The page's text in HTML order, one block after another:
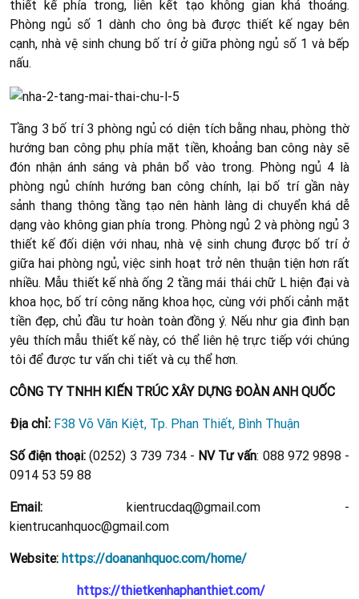
thiết kế phía trong, liên kết tạo không gian khá thoáng.
Phòng ngủ số 1 dành cho ông bà được thiết kế ngay bên
cạnh, nhà vệ sinh chung bố trí ở giữa phòng ngủ số 1 và bếp
nấu.
Tầng 3 bố trí 3 phòng ngủ có diện tích bằng nhau, phòng thờ
hướng ban công phụ phía mặt tiền, khoảng ban công này sẽ
đón nhận ánh sáng và phân bổ vào trong. Phòng ngủ 4 là
phòng ngủ chính hướng ban công chính, lại bố trí gần này
sảnh thang thông tầng tạo nên hành làng di chuyển khá dễ
dạng vào không gian phía trong. Phòng ngủ 2 và phòng ngủ 3
thiết kế đối diện với nhau, nhà vệ sinh chung được bố trí ở
giữa hai phòng ngủ, việc sinh hoạt trở nên thuận tiện hơn rất
nhiều. Mẫu thiết kế nhà ống 2 tầng mái thái chữ L hiện đại và
khoa học, bố trí công năng khoa học, cùng với phối cảnh mặt
tiền đẹp, chủ đầu tư hoàn toàn đồng ý. Nếu như gia đình bạn
yêu thích mẫu thiết kế này, có thể liên hệ trực tiếp với chúng
tôi để được tư vấn chi tiết và cụ thể hơn.
CÔNG TY TNHH KIẾN TRÚC XÂY DỰNG ĐOÀN ANH QUỐC
Địa chỉ: F38 Võ Văn Kiệt, Tp. Phan Thiết, Bình Thuận
Số điện thoại: (0252) 3 739 734 - NV Tư vấn: 088 972 9898 -
0914 53 59 88
Email: kientrucdaq@gmail.com -
kientrucanhquoc@gmail.com
Website: https://doananhquoc.com/home/
https://thietkenhaphanthiet.com/